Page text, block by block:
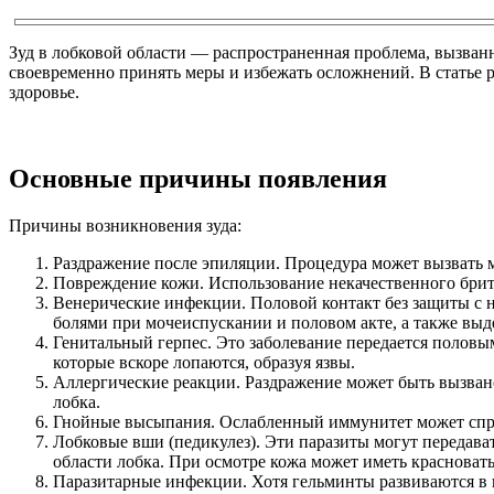
Зуд в лобковой области — распространенная проблема,
своевременно принять меры и избежать осложнений. В
здоровье.
Основные причины появления
Причины возникновения зуда:
Раздражение после эпиляции. Процедура может
Повреждение кожи. Использование некачественного
Венерические инфекции. Половой контакт без защиты
болями при мочеиспускании и половом акте, а также
Генитальный герпес. Это заболевание передается
которые вскоре лопаются, образуя язвы.
Аллергические реакции. Раздражение может быть
лобка.
Гнойные высыпания. Ослабленный иммунитет может
Лобковые вши (педикулез). Эти паразиты могут
области лобка. При осмотре кожа может иметь
Паразитарные инфекции. Хотя гельминты развиваются в